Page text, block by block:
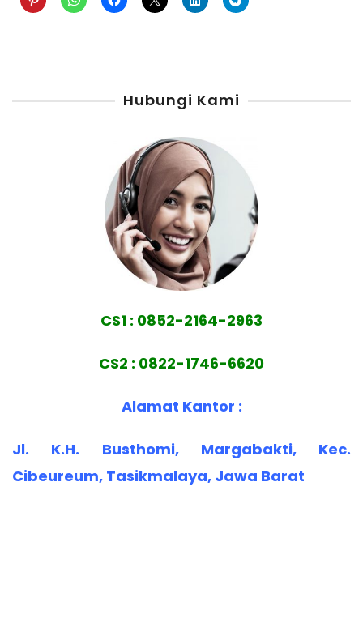
Hubungi Kami
CS1 : 0852-2164-2963
CS2 : 0822-1746-6620
Alamat Kantor :
Jl. K.H. Busthomi, Margabakti, Kec.
Cibeureum, Tasikmalaya, Jawa Barat